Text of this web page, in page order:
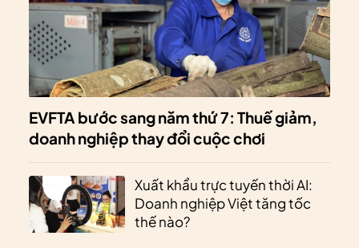
EVFTA bước sang năm thứ 7: Thuế giảm,
doanh nghiệp thay đổi cuộc chơi
Xuất khẩu trực tuyến thời AI:
Doanh nghiệp Việt tăng tốc
thế nào?